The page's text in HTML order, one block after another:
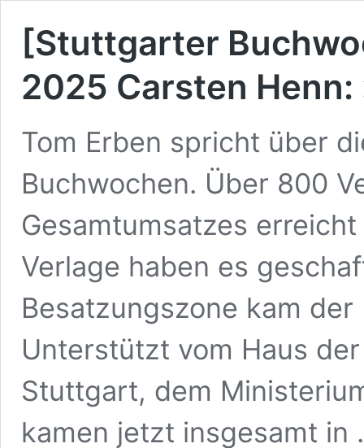
[Stuttgarter
2025 Carsten
Tom Erben spricht über
Buchwochen. Über 800
Gesamtumsatzes
Verlage haben es
Besatzungszone kam der
Unterstützt vom Haus
Stuttgart, dem
kamen jetzt insgesamt